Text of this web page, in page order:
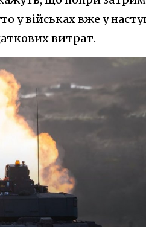
у військах вже у
витрат.